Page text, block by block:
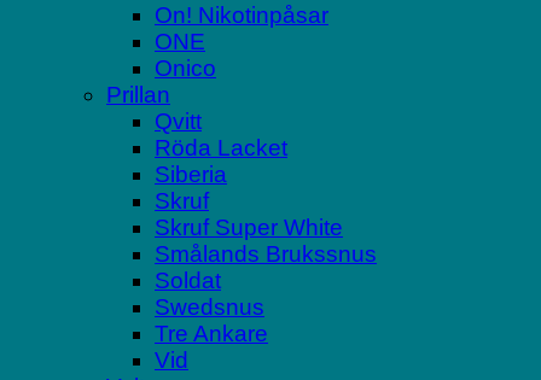
On! Nikotinpåsar
ONE
Onico
Prillan
Qvitt
Röda Lacket
Siberia
Skruf
Skruf Super White
Smålands Brukssnus
Soldat
Swedsnus
Tre Ankare
Vid